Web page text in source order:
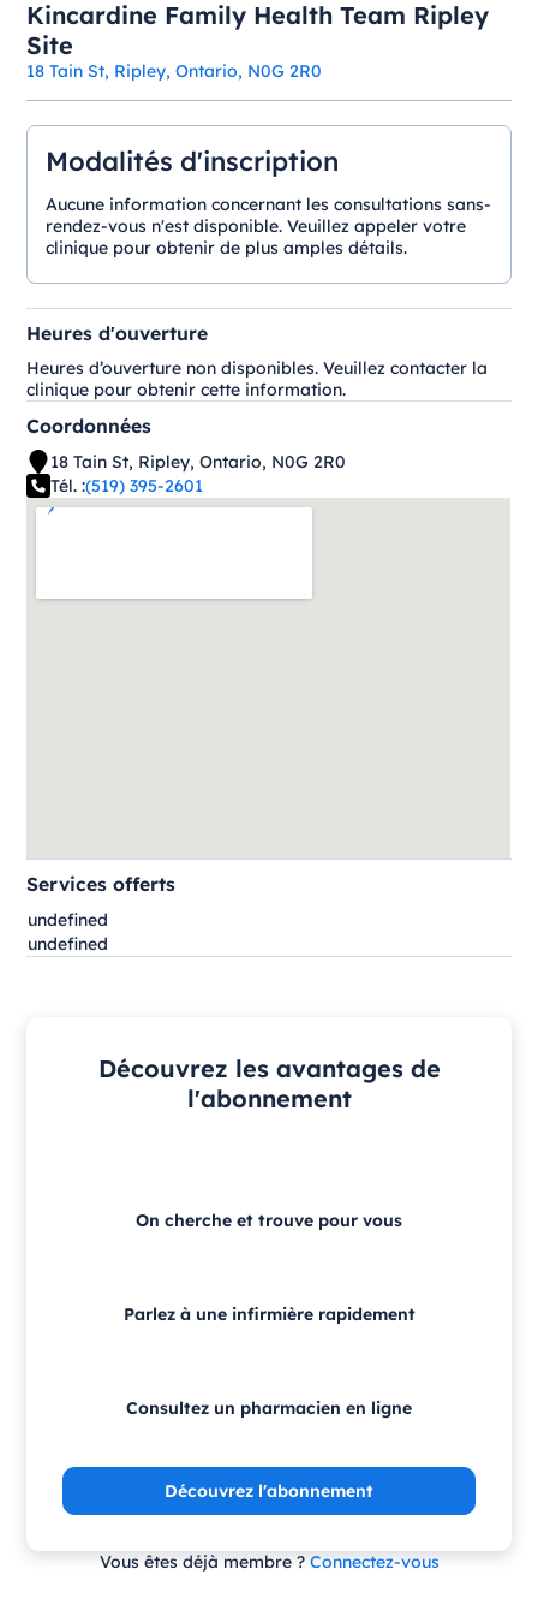
Kincardine Family Health Team Ripley
Site
18 Tain St, Ripley, Ontario, N0G 2R0
Modalités d'inscription
Aucune information concernant les consultations sans-
rendez-vous n'est disponible. Veuillez appeler votre
clinique pour obtenir de plus amples détails.
Heures d'ouverture
Heures d’ouverture non disponibles. Veuillez contacter la
clinique pour obtenir cette information.
Coordonnées
18 Tain St, Ripley, Ontario, N0G 2R0
Tél. :(519) 395-2601
Services offerts
undefined
undefined
Découvrez les avantages de
l'abonnement
On cherche et trouve pour vous
Parlez à une infirmière rapidement
Consultez un pharmacien en ligne
Découvrez l'abonnement
Vous êtes déjà membre ? Connectez-vous